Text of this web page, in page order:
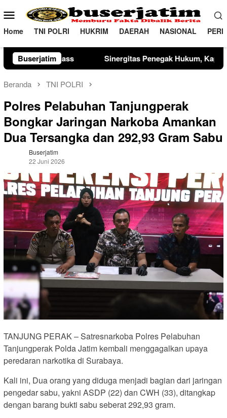
ke
konten
Menu
Mobile
Home TNI POLRI HUKRIM DAERAH NASIONAL
Buserjatim
Penegak Hukum, Kapolres Madiun dan Kajari Musnahkan
Beranda TNI POLRI
Polres Pelabuhan Tanjungperak
Bongkar Jaringan Narkoba Amankan
Dua Tersangka dan 292,93 Gram Sabu
Buserjatim
22 Juni 2026
TANJUNG PERAK – Satresnarkoba Polres Pelabuhan
Tanjungperak Polda Jatim kembali menggagalkan upaya
peredaran narkotika di Surabaya.
Kali ini, Dua orang yang diduga menjadi bagian dari jaringan
pengedar sabu, yakni ASDP (22) dan CWH (33), ditangkap
dengan barang bukti sabu seberat 292,93 gram.